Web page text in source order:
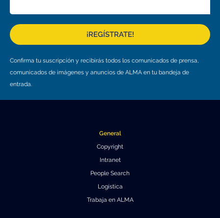
¡REGÍSTRATE!
Confirma tu suscripción y recibirás todos los comunicados de prensa,
comunicados de imágenes y anuncios de ALMA en tu bandeja de
entrada.
General
Copyright
Intranet
People Search
Logística
Trabaja en ALMA